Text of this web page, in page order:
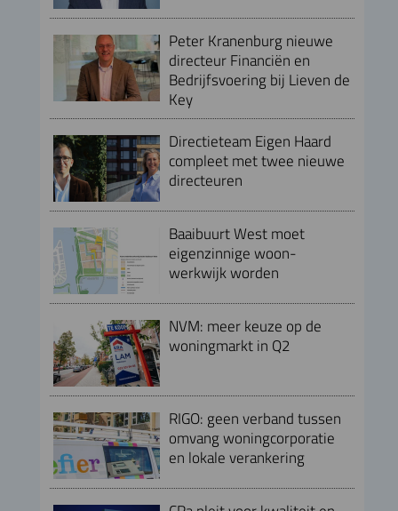
Peter Kranenburg nieuwe
directeur Financiën en
Bedrijfsvoering bij Lieven de
Key
Directieteam Eigen Haard
compleet met twee nieuwe
directeuren
Baaibuurt West moet
eigenzinnige woon-
werkwijk worden
NVM: meer keuze op de
woningmarkt in Q2
RIGO: geen verband tussen
omvang woningcorporatie
en lokale verankering